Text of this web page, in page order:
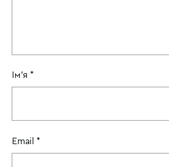
Ім'я *
Email *